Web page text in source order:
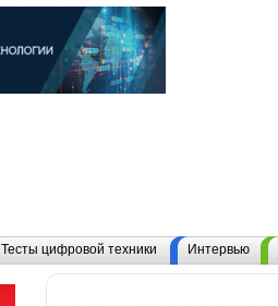
Тесты цифровой техники Интервью